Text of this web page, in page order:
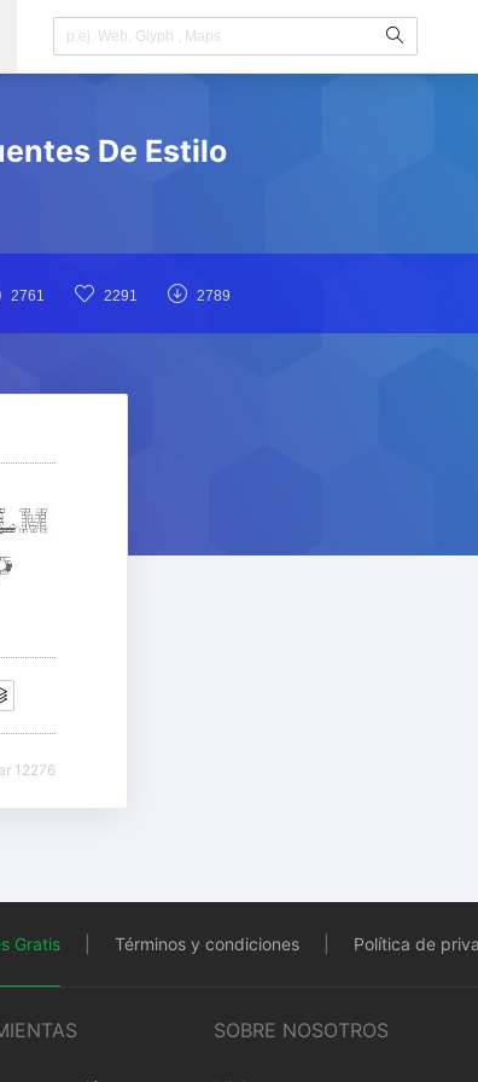
De Estilo
2761 2291 2789
12276
Gratis Términos y condiciones Política de
SOBRE NOSOTROS